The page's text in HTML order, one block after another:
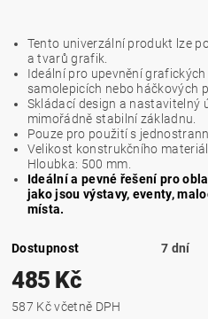
Tento univerzální produkt lze
a tvarů grafik.
Ideální pro upevnění
samolepicích nebo háčkových
Skládací design a nastavitelný
mimořádně stabilní základnu.
Pouze pro použití s
Velikost konstrukčního
Hloubka: 500 mm.
Ideální a pevné řešení pro
jako jsou výstavy, eventy,
místa.
Dostupnost 7 dní
485 Kč
587 Kč včetně DPH